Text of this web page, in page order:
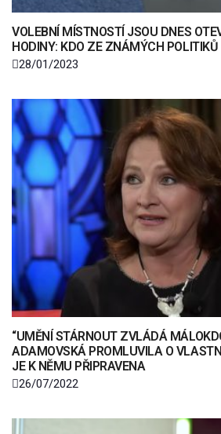
VOLEBNÍ MÍSTNOSTÍ JSOU DNES
HODINY: KDO ZE ZNÁMÝCH
28/01/2023
“UMĚNÍ STÁRNOUT ZVLÁDÁ
ADAMOVSKÁ PROMLUVILA O
JE K NĚMU PŘIPRAVENA
26/07/2022